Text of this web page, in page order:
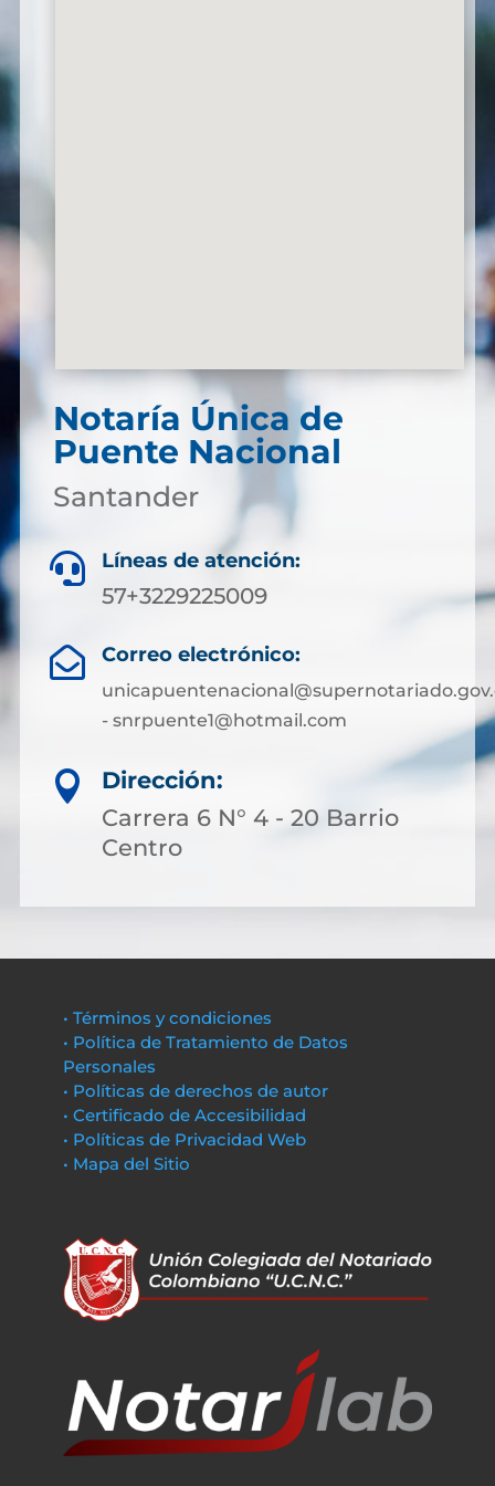
Notaría Única de
Puente Nacional
Santander
 Líneas de atención:
57+3229225009
 Correo electrónico:
- snrpuente1@hotmail.com

Dirección:
Carrera 6 N° 4 - 20 Barrio
Centro
• Términos y condiciones
• Política de Tratamiento de Datos
Personales
• Políticas de derechos de autor
• Certificado de Accesibilidad
• Políticas de Privacidad Web
• Mapa del Sitio